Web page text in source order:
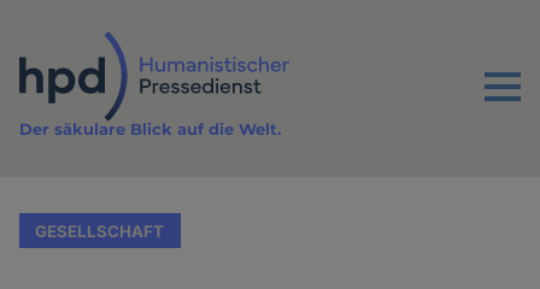
Inhalt
Menu
Der säkulare Blick auf die Welt.
GESELLSCHAFT